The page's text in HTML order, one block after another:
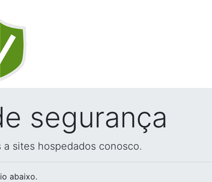
segurança
sites hospedados conosco.
abaixo.